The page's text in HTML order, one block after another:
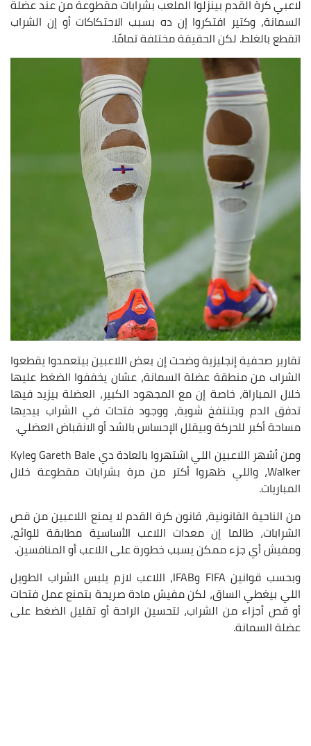
لاعبي كرة القدم بينزلوا الملعب بشرابات مقطوعة من عند عضلة
السمانة، وكتير افتكروا إن ده بسبب الاحتكاكات أو إن الشراب
اتقطع بالغلط. لكن الحقيقة مختلفة تمامًا.
تقارير صحفية إنجليزية وضحت إن بعض اللاعبين بيتعمدوا يقطعوا
الشراب من منطقة عضلة السمانة، عشان يخففوا الضغط عليها
خلال المباراة، خاصة إن مع المجهود الكبير، العضلة بيزيد فيها
تدفق الدم وبتنتفخ شوية، ووجود فتحات في الشراب بيديها
مساحة أكبر للحركة وبيقلل الإحساس بالشد أو الانقباض العضلي.
ومن أشهر اللاعبين اللي اشتهروا بالعادة دي Gareth Bale وKyle
Walker، واللي ظهروا أكتر من مرة بشرابات مقطوعة خلال
المباريات.
من الناحية القانونية، قانون كرة القدم لا يمنع اللاعبين من قص
الشرابات، طالما إن معدات اللاعب الأساسية مطابقة للوائح،
ومفيش أي جزء ممكن يسبب خطورة على اللاعب أو المنافسين.
وبحسب قوانين FIFA وIFAB، اللاعب لازم يلبس الشراب الطويل
اللي بيغطي الساق، لكن مفيش مادة صريحة بتمنع عمل فتحات
أو قص أجزاء من الشراب، لتحسين الراحة أو تقليل الضغط على
عضلة السمانة.